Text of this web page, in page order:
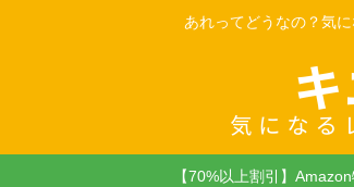
あれってどうなの？気
【70%以上割引】